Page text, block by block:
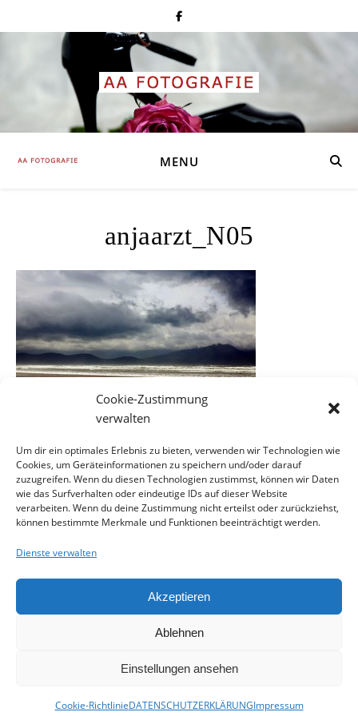
Cookie-Zustimmung
verwalten
Um dir ein optimales Erlebnis zu bieten, verwenden wir Technologien wie
Cookies, um Geräteinformationen zu speichern und/oder darauf
zuzugreifen. Wenn du diesen Technologien zustimmst, können wir Daten
wie das Surfverhalten oder eindeutige IDs auf dieser Website
verarbeiten. Wenn du deine Zustimmung nicht erteilst oder zurückziehst,
können bestimmte Merkmale und Funktionen beeinträchtigt werden.
Dienste verwalten
Akzeptieren
Ablehnen
Einstellungen ansehen
Cookie-RichtlinieDATENSCHUTZERKLÄRUNGImpressum
MENU
anjaarzt_N05
EINE ANTWORT SCHREIBEN
Du musstangemeldetsein, um einen Kommentar
abzugeben.
WP Royal